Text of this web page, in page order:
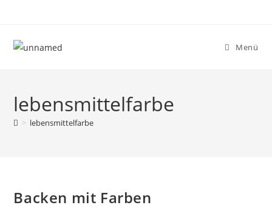
Menü
lebensmittelfarbe
> lebensmittelfarbe
Backen mit Farben